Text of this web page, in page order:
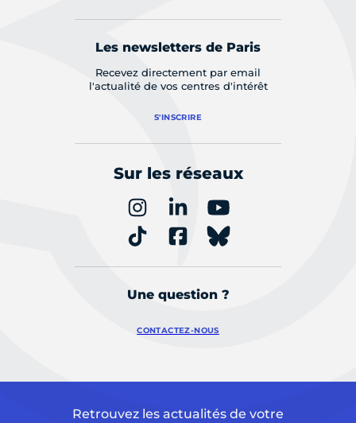
Les newsletters de Paris
Recevez directement par email
l'actualité de vos centres d'intérêt
S'INSCRIRE
Sur les réseaux
Une question ?
CONTACTEZ-NOUS
Retrouvez les actualités de votre